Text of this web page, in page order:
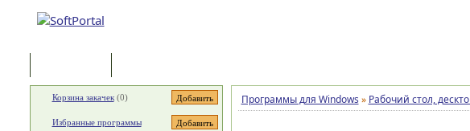
Программы для Windows » Рабочий стол,
Корзина закачек(0)
Избранные программы